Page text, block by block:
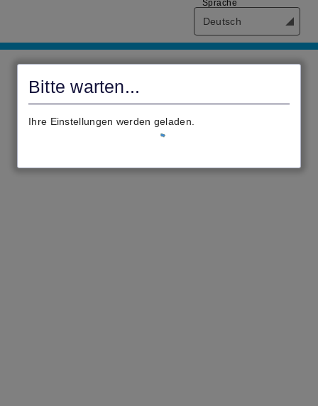
Bitte warten...
Ihre Einstellungen werden geladen.
Deutsch
Sprache